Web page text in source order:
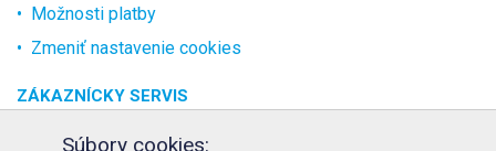
Možnosti platby
Zmeniť nastavenie cookies
ZÁKAZNÍCKY SERVIS
O spoločnosti
Súbory cookies: